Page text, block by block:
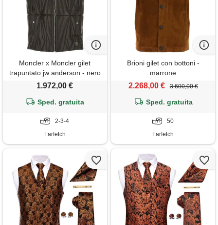
Moncler x Moncler gilet
trapuntato jw anderson - nero
1.972,00 €
Sped. gratuita
2-3-4
Farfetch
Brioni gilet con bottoni -
marrone
2.268,00 € 3.600,00 €
Sped. gratuita
50
Farfetch